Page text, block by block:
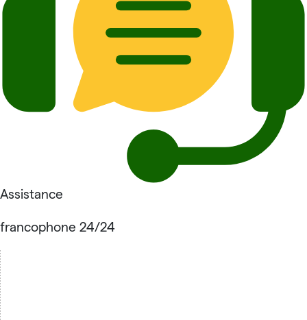
Assistance
francophone 24/24